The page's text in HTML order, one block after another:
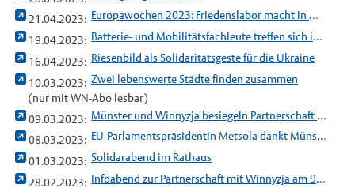
21.04.2023:
Europawochen 2023: Friedenslabor macht in Münster Station
19.04.2023:
Batterie- und Mobilitätsfachleute treffen sich in Kristiansand
16.04.2023: Riesenbild als Solidaritätsgeste für die Ukraine
10.03.2023: Zwei lebenswerte Städte finden zusammen
(nur mit WN-Abo lesbar)
09.03.2023:
Münster und Winnyzja besiegeln Partnerschaft offiziell
08.03.2023:
EU-Parlamentspräsidentin Metsola dankt Münster für Ukraine-Hilfen
01.03.2023: Solidarabend im Rathaus
28.02.2023:
Infoabend zur Partnerschaft mit Winnyzja am 9. März